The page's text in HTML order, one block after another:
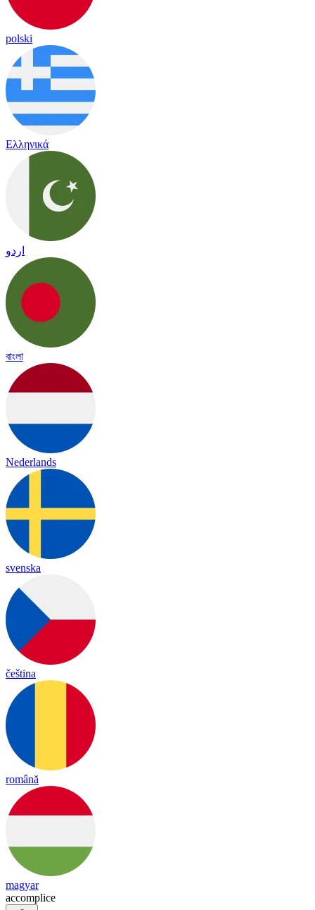
polski
Ελληνικά
اردو
বাংলা
Nederlands
svenska
čeština
română
magyar
accomplice